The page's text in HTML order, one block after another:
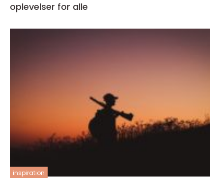
oplevelser for alle
inspiration